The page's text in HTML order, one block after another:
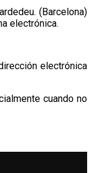
(Barcelona)
electrónica.
electrónica
cuando no